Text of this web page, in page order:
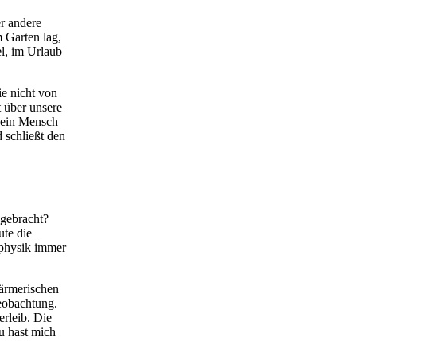
andere
Garten lag,
im Urlaub
nicht von
unsere
Mensch
schließt den
die
immer
Die
hast mich